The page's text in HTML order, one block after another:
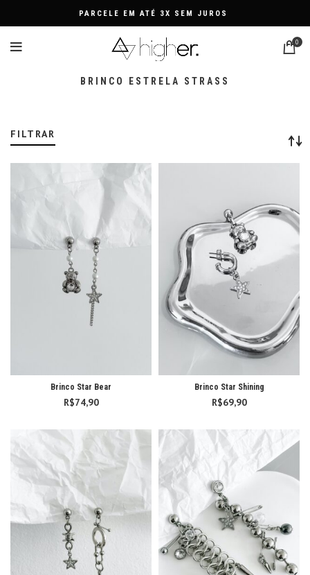
PARCELE EM ATÉ 3X SEM JUROS
0
BRINCO ESTRELA STRASS
FILTRAR
Brinco Star Bear
R$74,90
Brinco Star Shining
R$69,90